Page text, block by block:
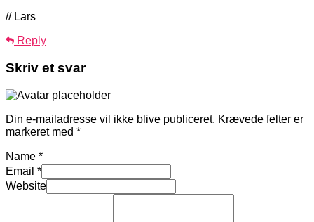
// Lars
Reply
Skriv et svar
Din e-mailadresse vil ikke blive publiceret. Krævede felter er
markeret med *
Name *
Email *
Website